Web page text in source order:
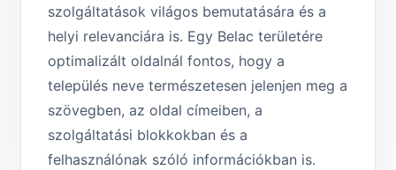
szolgáltatások világos bemutatására és a
helyi relevanciára is. Egy Belac területére
optimalizált oldalnál fontos, hogy a
település neve természetesen jelenjen meg a
szövegben, az oldal címeiben, a
szolgáltatási blokkokban és a
felhasználónak szóló információkban is.